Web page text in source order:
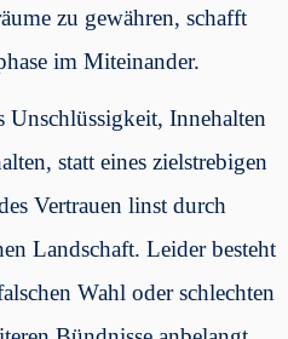
zu gewähren, schafft
im Miteinander.
Unschlüssigkeit, Innehalten
statt eines zielstrebigen
Vertrauen linst durch
Landschaft. Leider besteht
Wahl oder schlechten